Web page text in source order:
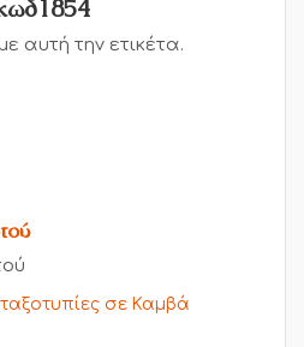
αυτή την ετικέτα.
σε Καμβά